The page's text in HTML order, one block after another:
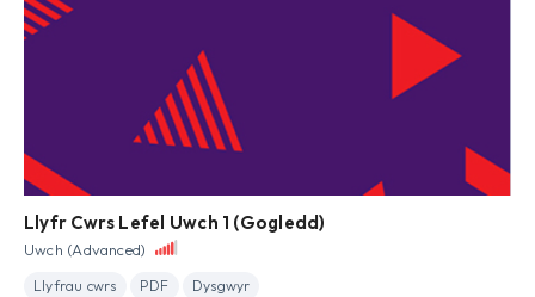
Llyfr Cwrs Lefel Uwch 1 (Gogledd)
Uwch (Advanced)
Llyfrau cwrs PDF Dysgwyr